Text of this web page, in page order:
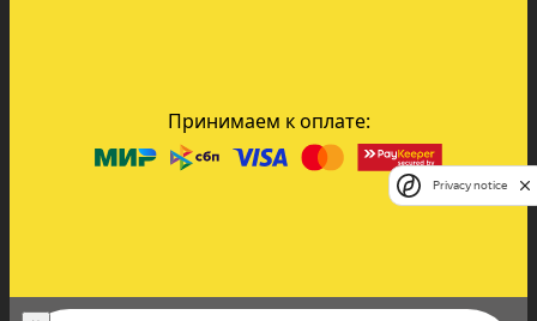
Принимаем к оплате:
Privacy notice